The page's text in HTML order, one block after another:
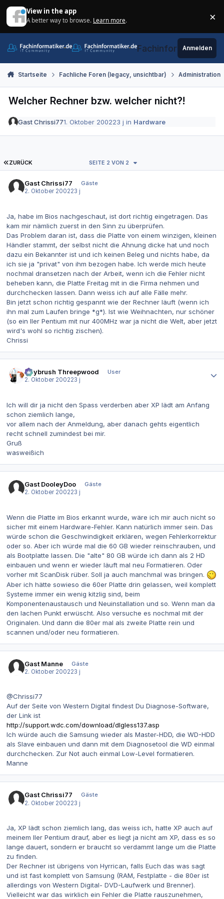
View in the app
A better way to browse. Learn more. ×
Fachinformatiker.de
Anmelden
Startseite Fachliche Foren (legacy, unsichtbar) Administration
Welcher Rechner bzw. welcher nicht?!
Gast Chrissi771. Oktober 200223 j in Hardware
ERSTE SEITE
ZURÜCK SEITE 2 VON 2
Gast Chrissi77
Gäste
2. Oktober 200223 j
Ja, habe im Bios nachgeschaut, ist dort richtig eingetragen. Das
kam mir nämlich zuerst in den Sinn zu überprüfen.
Das Problem daran ist, dass die Platte von einem winzigen, kleinen
Händler stammt, der selbst nicht die Ahnung dicke hat und noch
dazu ein Bekannter ist und ich keinen Beleg und nichts habe, da
ich sie ja "privat" von ihm bezogen habe. Ich werde mich heute
nochmal dransetzen nach der Arbeit, wenn ich die Fehler nicht
beheben kann, die Platte Freitag mit in die Firma nehmen und
durchchecken lassen. Dann weiss ich auf alle Fälle mehr.
Bin jetzt schon richtig gespannt wie der Rechner läuft (wenn ich
ihn mal zum Laufen bringe *g*). Ist wie Weihnachten, nur schöner
(so ein IIer Pentium mit nur 400MHz war ja nicht die Welt, aber jetzt
wird's wohl so richtig zischen).
Chrissi
Guybrush Threepwood
User
2. Oktober 200223 j
Ich will dir ja nicht den Spass verderben aber XP lädt am Anfang
schon ziemlich lange,
vor allem nach der Anmeldung, aber danach gehts eigentlich
recht schnell zumindest bei mir.
Gruß
wasweißich
Gast DooleyDoo
Gäste
2. Oktober 200223 j
Wenn die Platte im Bios erkannt wurde, wäre ich mir auch nicht so
sicher mit einem Hardware-Fehler. Kann natürlich immer sein. Das
würde schon die Geschwindigkeit erklären, wegen Fehlerkorrektur
oder so. Aber ich würde mal die 60 GB wieder reinschrauben, und
als Bootplatte lassen. Die "alte" 80 GB würde ich dann als 2 HD
einbauen und wenn er wieder läuft mal neu Formatieren. Oder
vorher mit ScanDisk rüber. Soll ja auch manchmal was bringen.
Aber ich hätte sowieso die 60er Platte drin gelassen, weil komplett
Systeme immer ein wenig kitzlig sind, beim
Komponentenaustausch und Neuinstallation und so. Wenn man da
den lachen Punkt erwüscht. Also versuche es nochmal mit der
Originalen. Und dann die 80er mal als zweite Platte rein und
scannen und/oder neu formatieren.
Gast Manne
Gäste
2. Oktober 200223 j
@Chrissi77
Auf der Seite von Western Digital findest Du Diagnose-Software,
der Link ist
http://support.wdc.com/download/dlgless137.asp
Ich würde auch die Samsung wieder als Master-HDD, die WD-HDD
als Slave einbauen und dann mit dem Diagnosetool die WD einmal
durchchecken. Zur Not auch einmal Low-Level formatieren.
Manne
Gast Chrissi77
Gäste
2. Oktober 200223 j
Ja, XP lädt schon ziemlich lang, das weiss ich, hatte XP auch auf
meinem IIer Pentium drauf, aber es liegt ja nicht am XP, dass es so
lange dauert, sondern er braucht so verdammt lange um die Platte
zu finden.
Der Rechner ist übrigens von Hyrrican, falls Euch das was sagt
und ist fast komplett von Samsung (RAM, Festplatte - die 80er ist
allerdings von Western Digital- DVD-Laufwerk und Brenner).
Vielleicht war das wirklich ein Fehler die Platte rauszunehmen,